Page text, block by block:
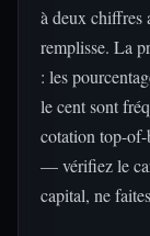
à deux chiffres
remplisse. La
: les
le cent sont
cotation top-
— vérifiez le
capital, ne